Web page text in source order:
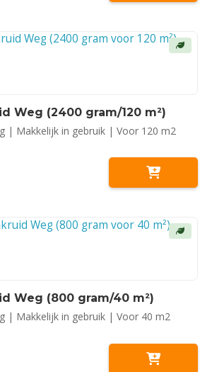
Weg (2400 gram/120 m²)
| Makkelijk in gebruik | Voor 120 m2
Weg (800 gram/40 m²)
| Makkelijk in gebruik | Voor 40 m2